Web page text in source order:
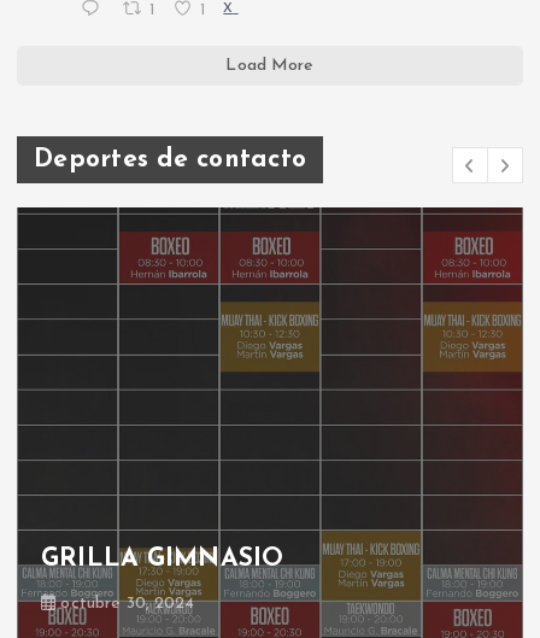
X
Load More
Deportes de contacto
GRILLA GIMNASIO
octubre 30, 2024